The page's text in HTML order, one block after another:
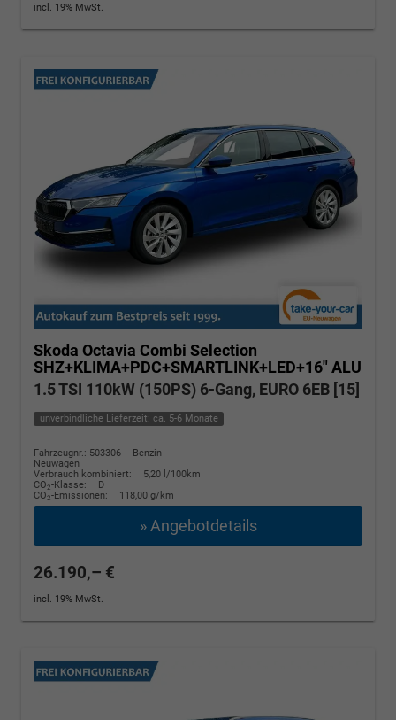
incl. 19% MwSt.
Skoda Octavia Combi Selection
SHZ+KLIMA+PDC+SMARTLINK+LED+16" ALU
1.5 TSI 110kW (150PS) 6-Gang, EURO 6EB [15]
unverbindliche Lieferzeit: ca. 5-6 Monate
Fahrzeugnr.: 503306
Benzin
Neuwagen
Verbrauch kombiniert:
5,20 l/100km
CO2-Klasse:
D
CO2-Emissionen: 118,00 g/km
» Angebotdetails
26.190,– €
incl. 19% MwSt.